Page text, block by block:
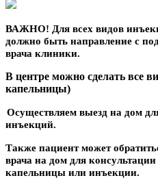
ВАЖНО! Для всех видов
должно быть направление с
врача клиники.
В центре можно сделать все
капельницы)
Осуществляем выезд на дом
инъекций.
Также пациент может
врача на дом для
капельницы или инъекции.